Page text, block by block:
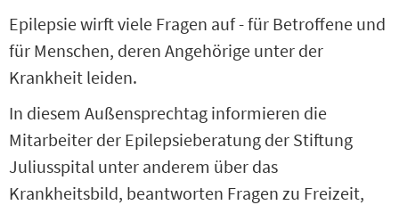
Epilepsie wirft viele Fragen auf - für Betroffene und
für Menschen, deren Angehörige unter der
Krankheit leiden.
In diesem Außensprechtag informieren die
Mitarbeiter der Epilepsieberatung der Stiftung
Juliusspital unter anderem über das
Krankheitsbild, beantworten Fragen zu Freizeit,